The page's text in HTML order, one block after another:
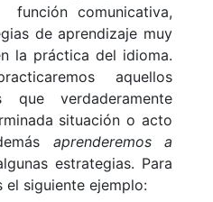
función comunicativa,
de aprendizaje muy
la práctica del idioma.
aquellos
que verdaderamente
situación o acto
aprenderemos a
estrategias. Para
siguiente ejemplo: